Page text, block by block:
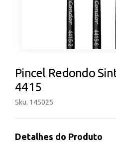
Pincel Redondo
4415
Sku. 145025
Detalhes do Produto